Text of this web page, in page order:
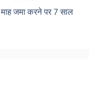
जमा करने पर 7 साल